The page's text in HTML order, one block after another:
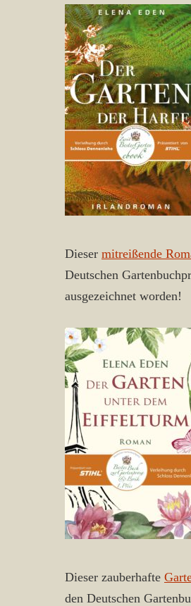
Dieser mitreißende
Deutschen
ausgezeichnet worden!
Dieser zauberhafte
den Deutschen